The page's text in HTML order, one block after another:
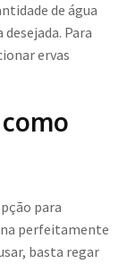
de água
Para
ervas
para
perfeitamente
basta regar